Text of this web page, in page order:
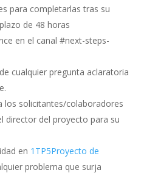
para completarlas tras su
de 48 horas
en el canal #next-steps-
cualquier pregunta aclaratoria
los solicitantes/colaboradores
director del proyecto para su
en 1TP5Proyecto de
problema que surja